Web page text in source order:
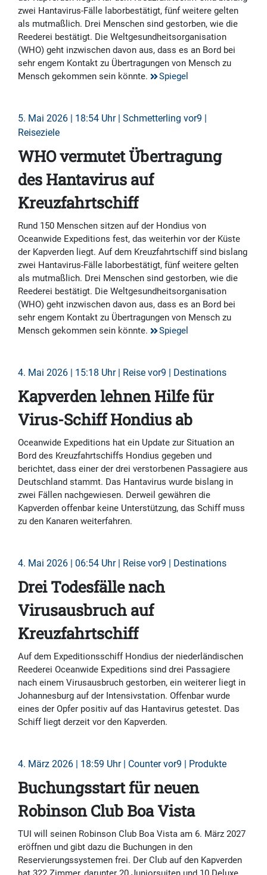
zwei Hantavirus-Fälle laborbestätigt, fünf weitere gelten
als mutmaßlich. Drei Menschen sind gestorben, wie die
Reederei bestätigt. Die Weltgesundheitsorganisation
(WHO) geht inzwischen davon aus, dass es an Bord bei
sehr engem Kontakt zu Übertragungen von Mensch zu
Mensch gekommen sein könnte.
Spiegel
5. Mai 2026 | 18:54 Uhr | Schmetterling vor9 |
Reiseziele
WHO vermutet Übertragung
des Hantavirus auf
Kreuzfahrtschiff
Rund 150 Menschen sitzen auf der Hondius von
Oceanwide Expeditions fest, das weiterhin vor der Küste
der Kapverden liegt. Auf dem Kreuzfahrtschiff sind bislang
zwei Hantavirus-Fälle laborbestätigt, fünf weitere gelten
als mutmaßlich. Drei Menschen sind gestorben, wie die
Reederei bestätigt. Die Weltgesundheitsorganisation
(WHO) geht inzwischen davon aus, dass es an Bord bei
sehr engem Kontakt zu Übertragungen von Mensch zu
Mensch gekommen sein könnte.
Spiegel
4. Mai 2026 | 15:18 Uhr | Reise vor9 | Destinations
Kapverden lehnen Hilfe für
Virus-Schiff Hondius ab
Oceanwide Expeditions hat ein Update zur Situation an
Bord des Kreuzfahrtschiffs Hondius gegeben und
berichtet, dass einer der drei verstorbenen Passagiere aus
Deutschland stammt. Das Hantavirus wurde bislang in
zwei Fällen nachgewiesen. Derweil gewähren die
Kapverden offenbar keine Unterstützung, das Schiff muss
zu den Kanaren weiterfahren.
4. Mai 2026 | 06:54 Uhr | Reise vor9 | Destinations
Drei Todesfälle nach
Virusausbruch auf
Kreuzfahrtschiff
Auf dem Expeditionsschiff Hondius der niederländischen
Reederei Oceanwide Expeditions sind drei Passagiere
nach einem Virusausbruch gestorben, ein weiterer liegt in
Johannesburg auf der Intensivstation. Offenbar wurde
eines der Opfer positiv auf das Hantavirus getestet. Das
Schiff liegt derzeit vor den Kapverden.
4. März 2026 | 18:59 Uhr | Counter vor9 | Produkte
Buchungsstart für neuen
Robinson Club Boa Vista
TUI will seinen Robinson Club Boa Vista am 6. März 2027
eröffnen und gibt dazu die Buchungen in den
Reservierungssystemen frei. Der Club auf den Kapverden